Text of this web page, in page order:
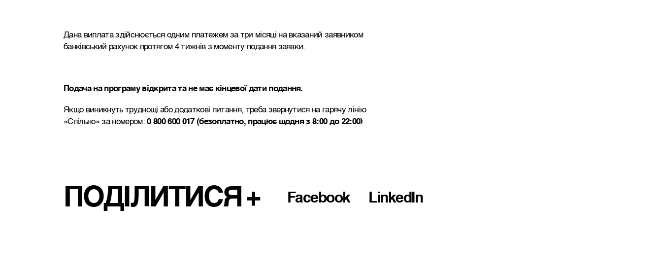
Дана виплата здійснюється одним платежем за три місяці на вказаний заявником
банківський рахунок протягом 4 тижнів з моменту подання заявки.
Подача на програму відкрита та не має кінцевої дати подання.
Якщо виникнуть труднощі або додаткові питання, треба звернутися на гарячу лінію
«Спільно» за номером:0 800 600 017 (безоплатно, працює щодня з 8:00 до 22:00)
ПОДІЛИТИСЯ Facebook LinkedIn